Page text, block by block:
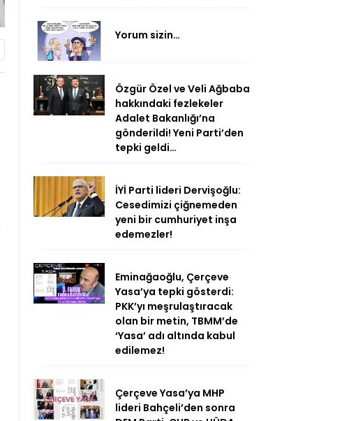
Yorum sizin…
Özgür Özel ve Veli Ağbaba
hakkındaki fezlekeler
Adalet Bakanlığı’na
gönderildi! Yeni Parti’den
tepki geldi…
İYİ Parti lideri Dervişoğlu:
Cesedimizi çiğnemeden
yeni bir cumhuriyet inşa
edemezler!
Eminağaoğlu, Çerçeve
Yasa’ya tepki gösterdi:
PKK’yı meşrulaştıracak
olan bir metin, TBMM’de
‘Yasa’ adı altında kabul
edilemez!
Çerçeve Yasa’ya MHP
lideri Bahçeli’den sonra